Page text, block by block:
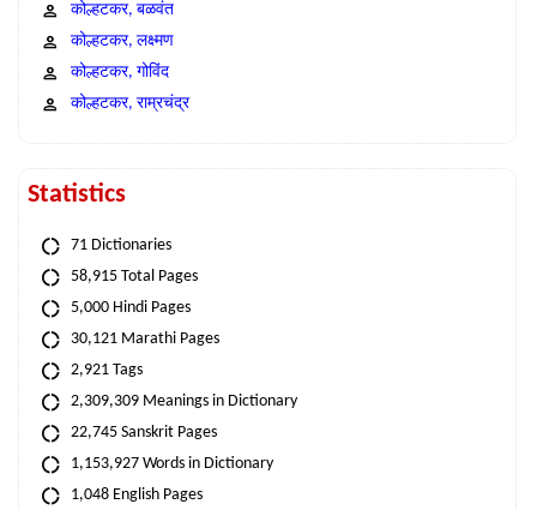
कोल्हटकर, बळवंत
कोल्हटकर, लक्ष्मण
कोल्हटकर, गोविंद
कोल्हटकर, राम्रचंद्र
Statistics
71 Dictionaries
58,915 Total Pages
5,000 Hindi Pages
30,121 Marathi Pages
2,921 Tags
2,309,309 Meanings in Dictionary
22,745 Sanskrit Pages
1,153,927 Words in Dictionary
1,048 English Pages